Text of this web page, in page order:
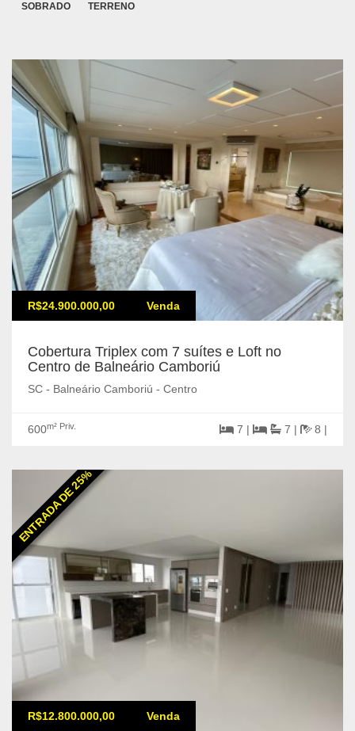
SOBRADO TERRENO
R$24.900.000,00 Venda
Cobertura Triplex com 7 suítes e Loft no
Centro de Balneário Camboriú
SC - Balneário Camboriú - Centro
600m² Priv. 7 | 7 | 8 |
ENTRADA DE 25%
R$12.800.000,00 Venda